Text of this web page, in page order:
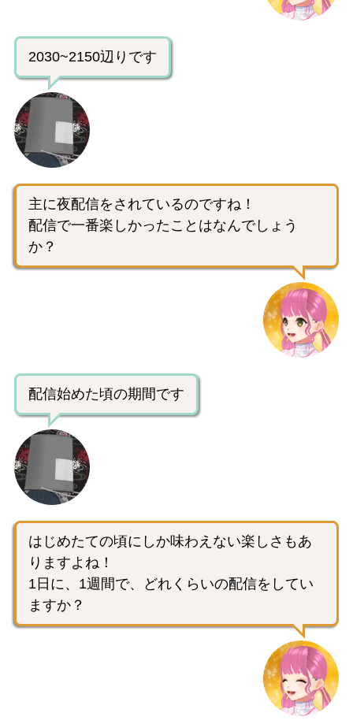
2030~2150辺りです
主に夜配信をされているのですね！
配信で一番楽しかったことはなんでしょう
か？
配信始めた頃の期間です
はじめたての頃にしか味わえない楽しさもあ
りますよね！
1日に、1週間で、どれくらいの配信をしてい
ますか？